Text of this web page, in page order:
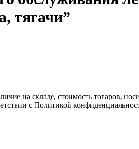
тягачи”
на складе, стоимость товаров,
с Политикой